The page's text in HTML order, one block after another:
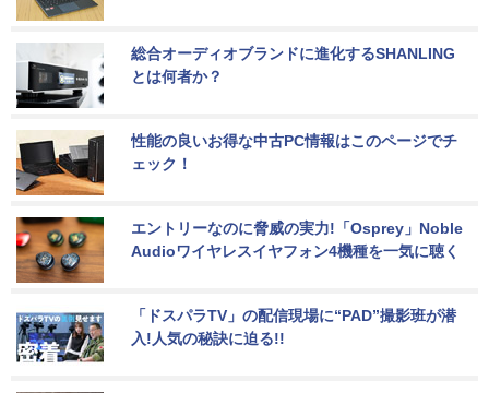
総合オーディオブランドに進化するSHANLING
とは何者か？
性能の良いお得な中古PC情報はこのページでチ
ェック！
エントリーなのに脅威の実力!「Osprey」Noble
Audioワイヤレスイヤフォン4機種を一気に聴く
「ドスパラTV」の配信現場に“PAD”撮影班が潜
入!人気の秘訣に迫る!!